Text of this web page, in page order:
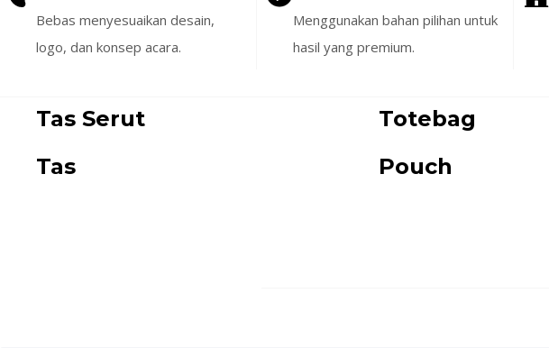
Bebas menyesuaikan desain,
logo, dan konsep acara.
Menggunakan bahan pilihan untuk
hasil yang premium.
Tas Serut Totebag
Tas
Pouch